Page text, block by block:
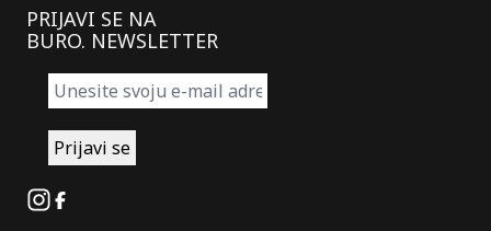
PRIJAVI SE NA
BURO. NEWSLETTER
Instagram
Facebook